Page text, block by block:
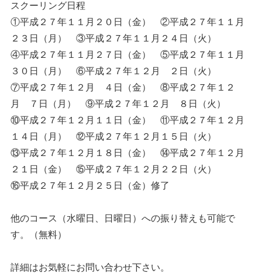
スクーリング日程
①平成２７年１１月２０日（金） ②平成２７年１１月
２３日（月） ③平成２７年１１月２４日（火）
④平成２７年１１月２７日（金） ⑤平成２７年１１月
３０日（月） ⑥平成２７年１２月 ２日（火）
⑦平成２７年１２月 ４日（金） ⑧平成２７年１２
月 ７日（月） ⑨平成２７年１２月 ８日（火）
⑩平成２７年１２月１１日（金） ⑪平成２７年１２月
１４日（月） ⑫平成２７年１２月１５日（火）
⑬平成２７年１２月１８日（金） ⑭平成２７年１２月
２１日（金） ⑮平成２７年１２月２２日（火）
⑯平成２７年１２月２５日（金）修了
他のコース（水曜日、日曜日）への振り替えも可能で
す。（無料）
詳細はお気軽にお問い合わせ下さい。